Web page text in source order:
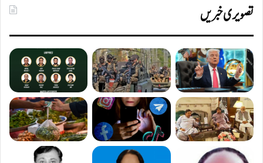
تصویری خبریں